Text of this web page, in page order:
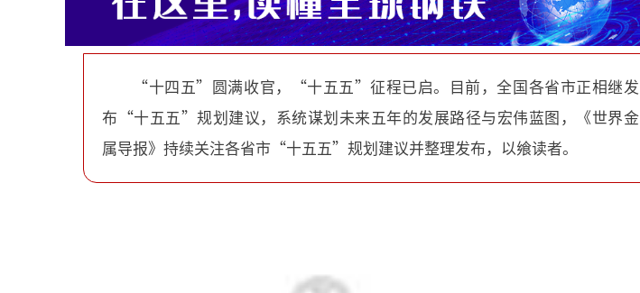
“十四五”圆满收官，“十五五”征程已启。目前，全国各省市正相继发
布“十五五”规划建议，系统谋划未来五年的发展路径与宏伟蓝图，《世界金
属导报》持续关注各省市“十五五”规划建议并整理发布，以飨读者。